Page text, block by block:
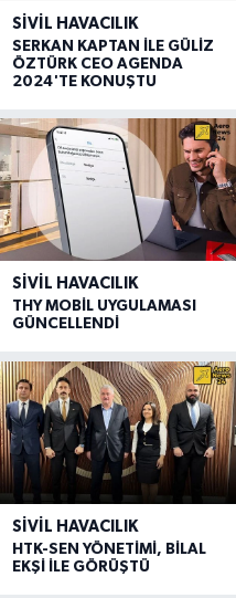
SIVIL HAVACILIK
SERKAN KAPTAN İLE GÜLİZ
ÖZTÜRK CEO AGENDA
2024'TE KONUŞTU
SIVIL HAVACILIK
THY MOBİL UYGULAMASI
GÜNCELLENDİ
SIVIL HAVACILIK
HTK-SEN YÖNETİMİ, BİLAL
EKŞİ İLE GÖRÜŞTÜ